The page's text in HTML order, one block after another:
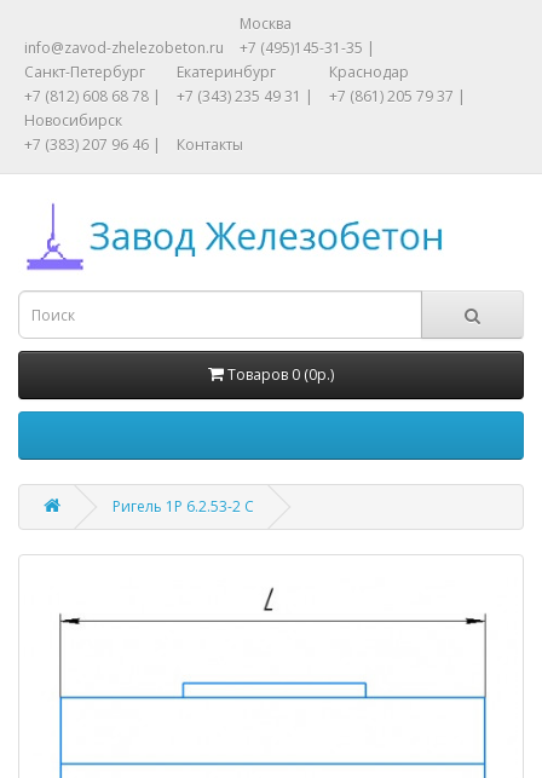
info@zavod-zhelezobeton.ru
Москва
+7 (495)145-31-35 |
Санкт-Петербург
+7 (812) 608 68 78 |
Екатеринбург
+7 (343) 235 49 31 |
Краснодар
+7 (861) 205 79 37 |
Новосибирск
+7 (383) 207 96 46 |
Контакты
Товаров 0 (0р.)
Ригель 1Р 6.2.53-2 С